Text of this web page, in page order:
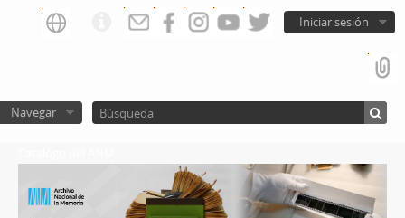
Iniciar sesión
Navegar